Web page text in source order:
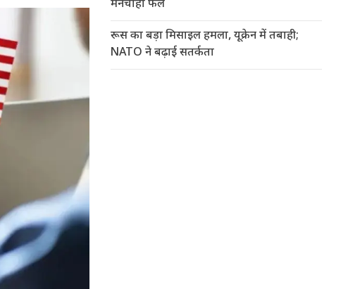
मनचाहा फल
रूस का बड़ा मिसाइल हमला, यूक्रेन में तबाही;
NATO ने बढ़ाई सतर्कता